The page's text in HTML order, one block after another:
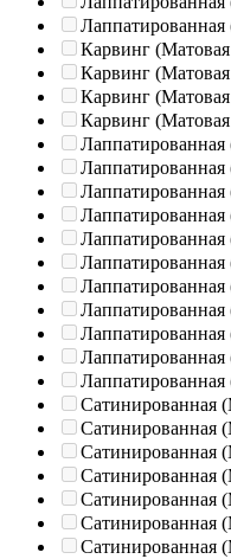
Карвинг
Карвинг
Карвинг
Карвинг
Сатинированная
Сатинированная
Сатинированная
Сатинированная
Сатинированная
Сатинированная
Сатинированная